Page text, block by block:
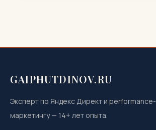
GAIPHUTDINOV.RU
Эксперт по Яндекс Директ и performance-
маркетингу— 14+ лет опыта.